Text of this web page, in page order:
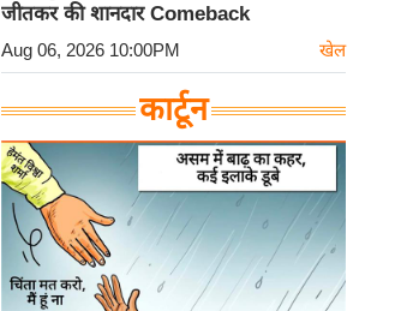
जीतकर की शानदार Comeback
Aug 06, 2026 10:00PM खेल
कार्टून